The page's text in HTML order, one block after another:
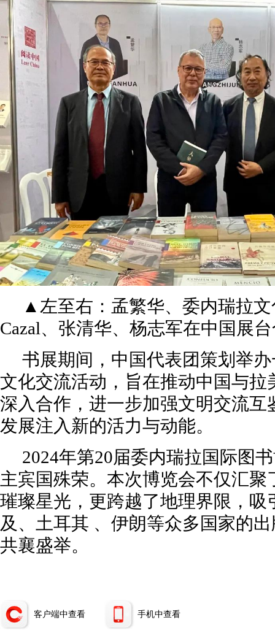
▲左至右：孟繁华、委内瑞拉文
Cazal、张清华、杨志军在中国展
书展期间，中国代表团策划举
文化交流活动，旨在推动中国与拉
深入合作，进一步加强文明交流互
发展注入新的活力与动能。
2024年第20届委内瑞拉国际图
主宾国殊荣。本次博览会不仅汇聚
璀璨星光，更跨越了地理界限，吸
及、土耳其 、伊朗等众多国家的
共襄盛举。
客户端中查看 手机中查看